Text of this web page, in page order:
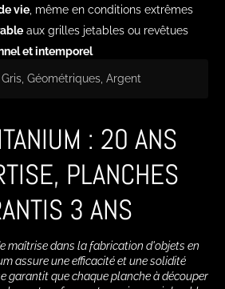
vie , même en conditions extrêmes
aux grilles jetables ou revêtues
et intemporel
de la
Gris, Géométriques, Argent
: 20 ANS
PLANCHES
3 ANS
maîtrise dans la fabrication d'objets en
assure une efficacité et une solidité
garantit que chaque planche à découper